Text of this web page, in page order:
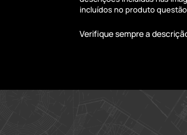
incluídos no produto
Verifique sempre a